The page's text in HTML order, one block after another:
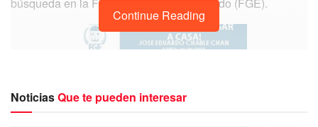
Continue Reading
NoticiasQue te pueden interesar